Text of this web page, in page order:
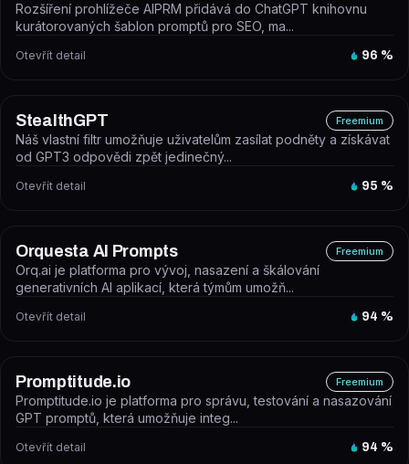
Rozšíření prohlížeče AIPRM přidává do ChatGPT knihovnu
kurátorovaných šablon promptů pro SEO, ma...
Otevřít detail 96 %
StealthGPT Freemium
Náš vlastní filtr umožňuje uživatelům zasílat podněty a získávat
od GPT3 odpovědi zpět jedinečný...
Otevřít detail 95 %
Orquesta AI Prompts Freemium
Orq.ai je platforma pro vývoj, nasazení a škálování
generativních AI aplikací, která týmům umožň...
Otevřít detail 94 %
Promptitude.io Freemium
Promptitude.io je platforma pro správu, testování a nasazování
GPT promptů, která umožňuje integ...
Otevřít detail 94 %